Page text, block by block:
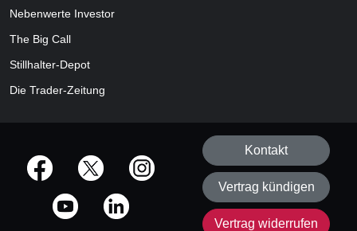
Nebenwerte Investor
The Big Call
Stillhalter-Depot
Die Trader-Zeitung
offizielle Social Media-Accounts
Kontakt
Vertrag kündigen
Vertrag widerrufen